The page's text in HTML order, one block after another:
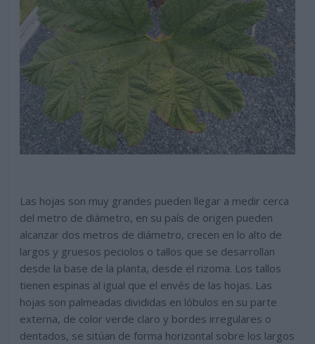
Las hojas son muy grandes pueden llegar a medir cerca
del metro de diámetro, en su país de origen pueden
alcanzar dos metros de diámetro, crecen en lo alto de
largos y gruesos peciolos o tallos que se desarrollan
desde la base de la planta, desde el rizoma. Los tallos
tienen espinas al igual que el envés de las hojas. Las
hojas son palmeadas divididas en lóbulos en su parte
externa, de color verde claro y bordes irregulares o
dentados, se sitúan de forma horizontal sobre los largos